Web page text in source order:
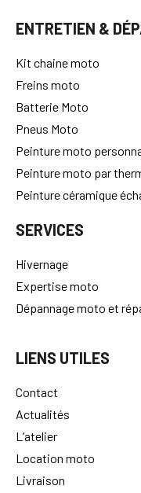
ENTRETIEN &
Kit chaine moto
Freins moto
Batterie Moto
Pneus Moto
Peinture moto
Peinture moto par
Peinture céramique
SERVICES
Hivernage
Expertise moto
Dépannage moto et
LIENS UTILES
Contact
Actualités
L’atelier
Location moto
Livraison